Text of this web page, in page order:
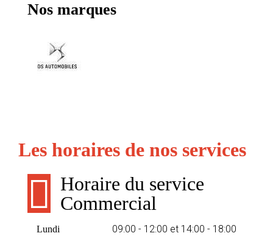
Nos marques
Les horaires de nos services
Horaire du service
Commercial
Lundi 09:00 - 12:00 et 14:00 - 18:00